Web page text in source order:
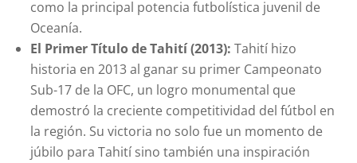
como la principal potencia futbolística juvenil de
Oceanía.
El Primer Título de Tahití (2013): Tahití hizo
historia en 2013 al ganar su primer Campeonato
Sub-17 de la OFC, un logro monumental que
demostró la creciente competitividad del fútbol en
la región. Su victoria no solo fue un momento de
júbilo para Tahití sino también una inspiración